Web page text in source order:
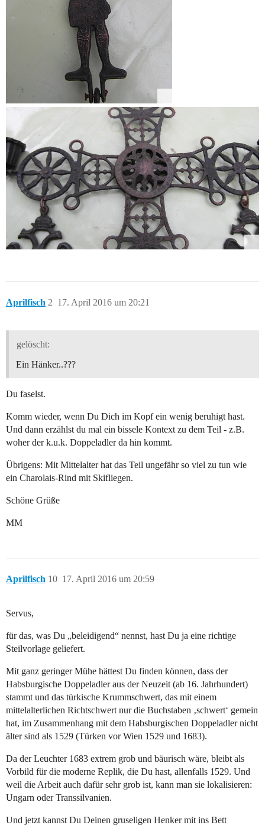
Aprilfisch 17. April 2016 um 20:21
2
gelöscht:
Ein Hänker..???
Du faselst.
Komm wieder, wenn Du Dich im Kopf ein wenig beruhigt hast.
Und dann erzählst du mal ein bissele Kontext zu dem Teil - z.B.
woher der k.u.k. Doppeladler da hin kommt.
Übrigens: Mit Mittelalter hat das Teil ungefähr so viel zu tun wie
ein Charolais-Rind mit Skifliegen.
Schöne Grüße
MM
Aprilfisch 17. April 2016 um 20:59
10
Servus,
für das, was Du „beleidigend“ nennst, hast Du ja eine richtige
Steilvorlage geliefert.
Mit ganz geringer Mühe hättest Du finden können, dass der
Habsburgische Doppeladler aus der Neuzeit (ab 16. Jahrhundert)
stammt und das türkische Krummschwert, das mit einem
mittelalterlichen Richtschwert nur die Buchstaben ‚schwert‘ gemein
hat, im Zusammenhang mit dem Habsburgischen Doppeladler nicht
älter sind als 1529 (Türken vor Wien 1529 und 1683).
Da der Leuchter 1683 extrem grob und bäurisch wäre, bleibt als
Vorbild für die moderne Replik, die Du hast, allenfalls 1529. Und
weil die Arbeit auch dafür sehr grob ist, kann man sie lokalisieren:
Ungarn oder Transsilvanien.
Und jetzt kannst Du Deinen gruseligen Henker mit ins Bett